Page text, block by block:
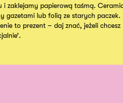
i zaklejamy papierową taśmą.
gazetami lub folią ze starych paczek.
to prezent – daj znać, jeżeli chcesz